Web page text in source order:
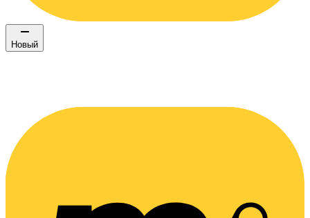
Новый